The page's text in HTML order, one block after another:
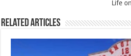
Life
Related Articles